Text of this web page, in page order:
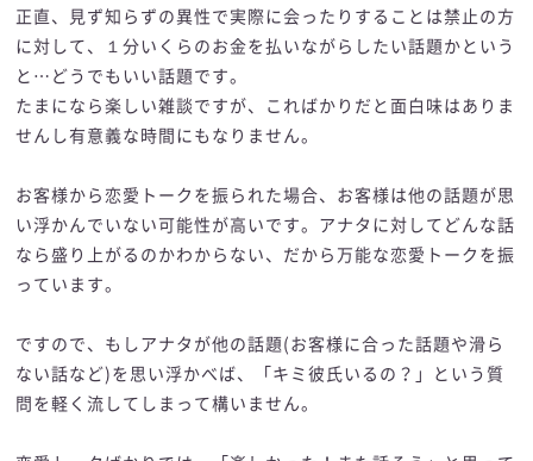
正直、見ず知らずの異性で実際に会ったりすることは禁止の方
に対して、１分いくらのお金を払いながらしたい話題かという
と…どうでもいい話題です。
たまになら楽しい雑談ですが、こればかりだと面白味はありま
せんし有意義な時間にもなりません。
お客様から恋愛トークを振られた場合、お客様は他の話題が思
い浮かんでいない可能性が高いです。アナタに対してどんな話
なら盛り上がるのかわからない、だから万能な恋愛トークを振
っています。
ですので、もしアナタが他の話題(お客様に合った話題や滑ら
ない話など)を思い浮かべば、「キミ彼氏いるの？」という質
問を軽く流してしまって構いません。